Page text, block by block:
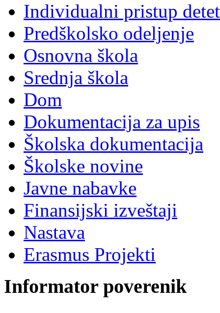
Individualni pristup
Predškolsko odeljenje
Osnovna škola
Srednja škola
Dom
Dokumentacija za upis
Školska dokumentacija
Školske novine
Javne nabavke
Finansijski izveštaji
Nastava
Erasmus Projekti
Informator poverenik